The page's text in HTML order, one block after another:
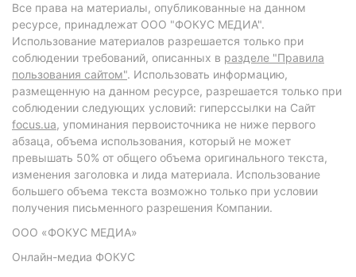
Все права на материалы, опубликованные на данном
ресурсе, принадлежат ООО "ФОКУС МЕДИА".
Использование материалов разрешается только при
соблюдении требований, описанных в разделе "Правила
пользования сайтом". Использовать информацию,
размещенную на данном ресурсе, разрешается только при
соблюдении следующих условий: гиперссылки на Сайт
focus.ua, упоминания первоисточника не ниже первого
абзаца, объема использования, который не может
превышать 50% от общего объема оригинального текста,
изменения заголовка и лида материала. Использование
большего объема текста возможно только при условии
получения письменного разрешения Компании.
ООО «ФОКУС МЕДИА»
Онлайн-медиа ФОКУС